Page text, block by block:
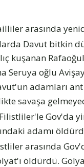
arasında
Davut bitkin
kuşanan
Seruya oğlu
adamları ant
savaşa
Gov'da
adamı
arasında
öldürdü.